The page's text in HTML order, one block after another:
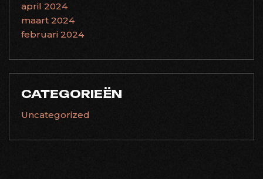
april 2024
maart 2024
februari 2024
CATEGORIEËN
Uncategorized